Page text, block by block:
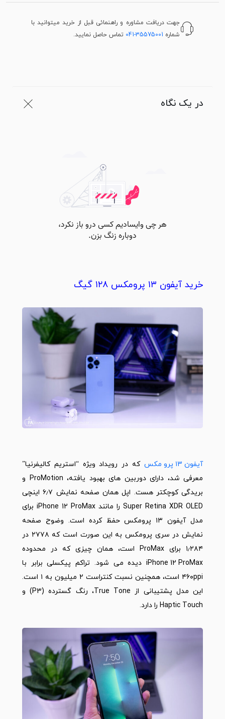
جهت دریافت مشاوره و راهنمائی قبل از خرید میتوانید با
شماره 041-35575001 تماس حاصل نمایید.
در یک نگاه
خرید آیفون ۱۳ پرومکس ۱۲۸ گیگ
آیفون ۱۳ پرو مکس
که در رویداد ویژه “استریم کالیفرنیا”
معرفی شد، دارای دوربین های بهبود یافته، ProMotion و
بریدگی کوچکتر هست. اپل
همان صفحه نمایش ۶٫۷ اینچی
Super Retina XDR OLED را مانند iPhone 12 ProMax برای
مدل آیفون ۱۳ پرومکس حفظ کرده است. وضوح صفحه
نمایش در سری پرومکس به این صورت است که ۲۷۷۸ در
۱٫۲۸۴ برای ProMax است، همان چیزی که در محدوده
iPhone 12 ProMax دیده می شود. تراکم پیکسلی برابر با
۴۶۰ppi است، همچنین نسبت کنتراست ۲ میلیون به ۱ است.
این مدل پشتیبانی از True Tone، رنگ گسترده (P3) و
Haptic Touch را دارد.